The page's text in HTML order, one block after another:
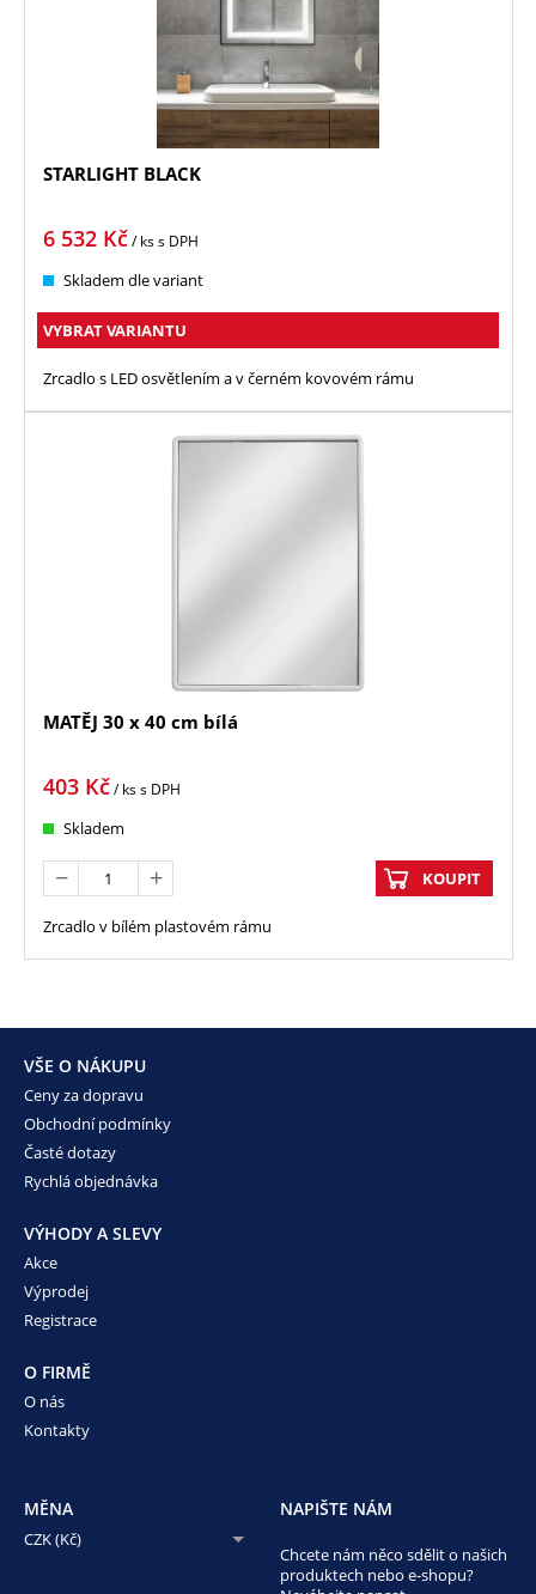
STARLIGHT BLACK
6 532 Kč/ kss DPH
Skladem dle variant
VYBRAT VARIANTU
Zrcadlo s LED osvětlením a v černém kovovém rámu
MATĚJ 30 x 40 cm bílá
403 Kč/ kss DPH
Skladem
KOUPIT
Zrcadlo v bílém plastovém rámu
VŠE O NÁKUPU
Ceny za dopravu
Obchodní podmínky
Časté dotazy
Rychlá objednávka
VÝHODY A SLEVY
Akce
Výprodej
Registrace
O FIRMĚ
O nás
Kontakty
MĚNA
CZK (Kč)
NAPIŠTE NÁM
Chcete nám něco sdělit o našich
produktech nebo e-shopu?